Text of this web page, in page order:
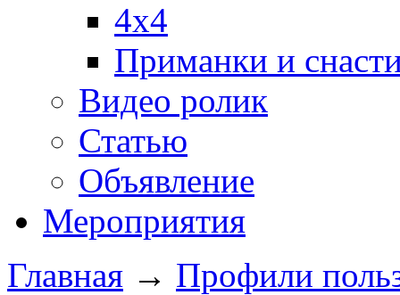
4х4
Приманки и
Видео ролик
Статью
Объявление
Мероприятия
Главная → Профили